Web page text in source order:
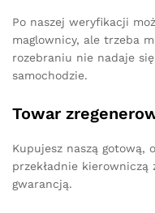
Po naszej weryfikacji
maglownicy, ale trzeba
rozebraniu nie nadaje
samochodzie.
Towar
Kupujesz naszą gotową,
przekładnie kierowniczą
gwarancją.